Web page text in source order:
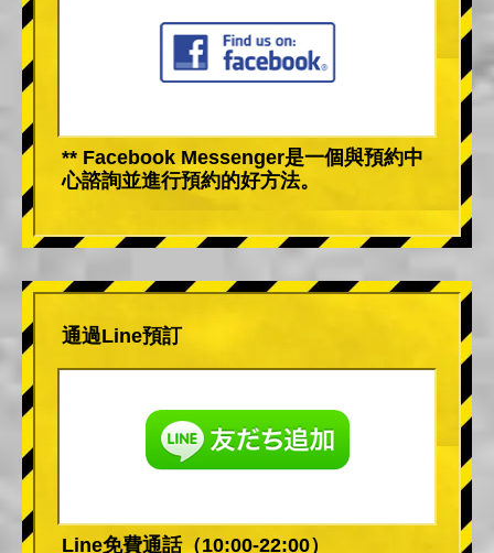
** Facebook Messenger是一個與預約中
心諮詢並進行預約的好方法。
通過Line預訂
Line免費通話（10:00-22:00）